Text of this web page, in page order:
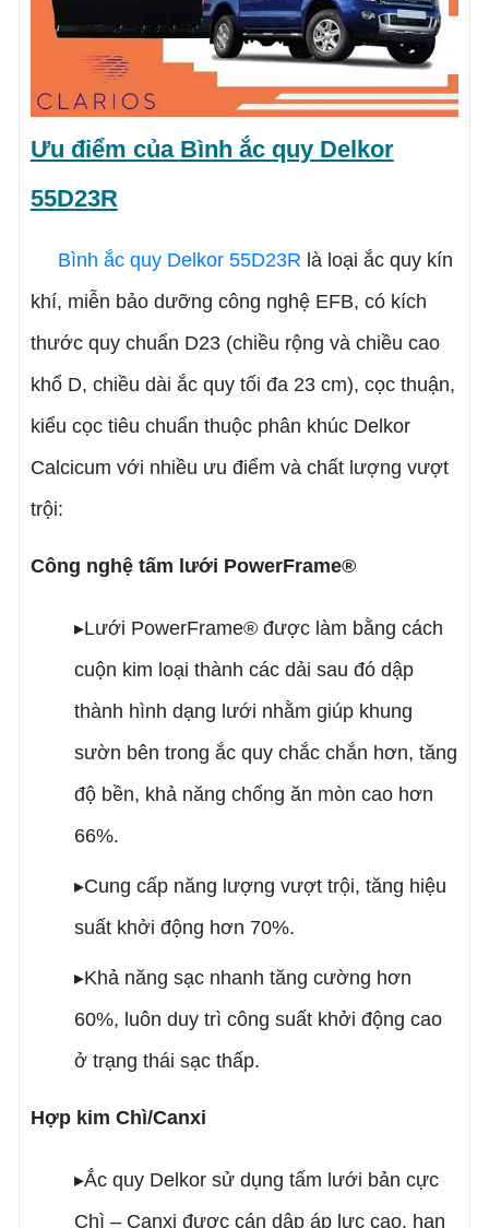
Ưu điểm của Bình ắc quy Delkor
55D23R
Bình ắc quy Delkor 55D23R là loại ắc quy kín
khí, miễn bảo dưỡng công nghệ EFB, có kích
thước quy chuẩn D23 (chiều rộng và chiều cao
khổ D, chiều dài ắc quy tối đa 23 cm), cọc thuận,
kiểu cọc tiêu chuẩn thuộc phân khúc Delkor
Calcicum với nhiều ưu điểm và chất lượng vượt
trội:
Công nghệ tấm lưới PowerFrame®
▸Lưới PowerFrame® được làm bằng cách
cuộn kim loại thành các dải sau đó dập
thành hình dạng lưới nhằm giúp khung
sườn bên trong ắc quy chắc chắn hơn, tăng
độ bền, khả năng chống ăn mòn cao hơn
66%.
▸Cung cấp năng lượng vượt trội, tăng hiệu
suất khởi động hơn 70%.
▸Khả năng sạc nhanh tăng cường hơn
60%, luôn duy trì công suất khởi động cao
ở trạng thái sạc thấp.
Hợp kim Chì/Canxi
▸Ắc quy Delkor sử dụng tấm lưới bản cực
Chì – Canxi được cán dập áp lực cao, hạn